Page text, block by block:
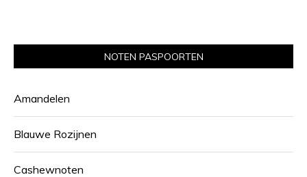
NOTEN PASPOORTEN
Amandelen
Blauwe Rozijnen
Cashewnoten